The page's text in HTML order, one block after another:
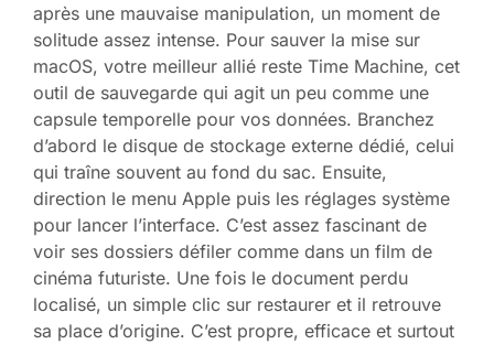
après une mauvaise manipulation, un moment de
solitude assez intense. Pour sauver la mise sur
macOS, votre meilleur allié reste Time Machine, cet
outil de sauvegarde qui agit un peu comme une
capsule temporelle pour vos données. Branchez
d’abord le disque de stockage externe dédié, celui
qui traîne souvent au fond du sac. Ensuite,
direction le menu Apple puis les réglages système
pour lancer l’interface. C’est assez fascinant de
voir ses dossiers défiler comme dans un film de
cinéma futuriste. Une fois le document perdu
localisé, un simple clic sur restaurer et il retrouve
sa place d’origine. C’est propre, efficace et surtout